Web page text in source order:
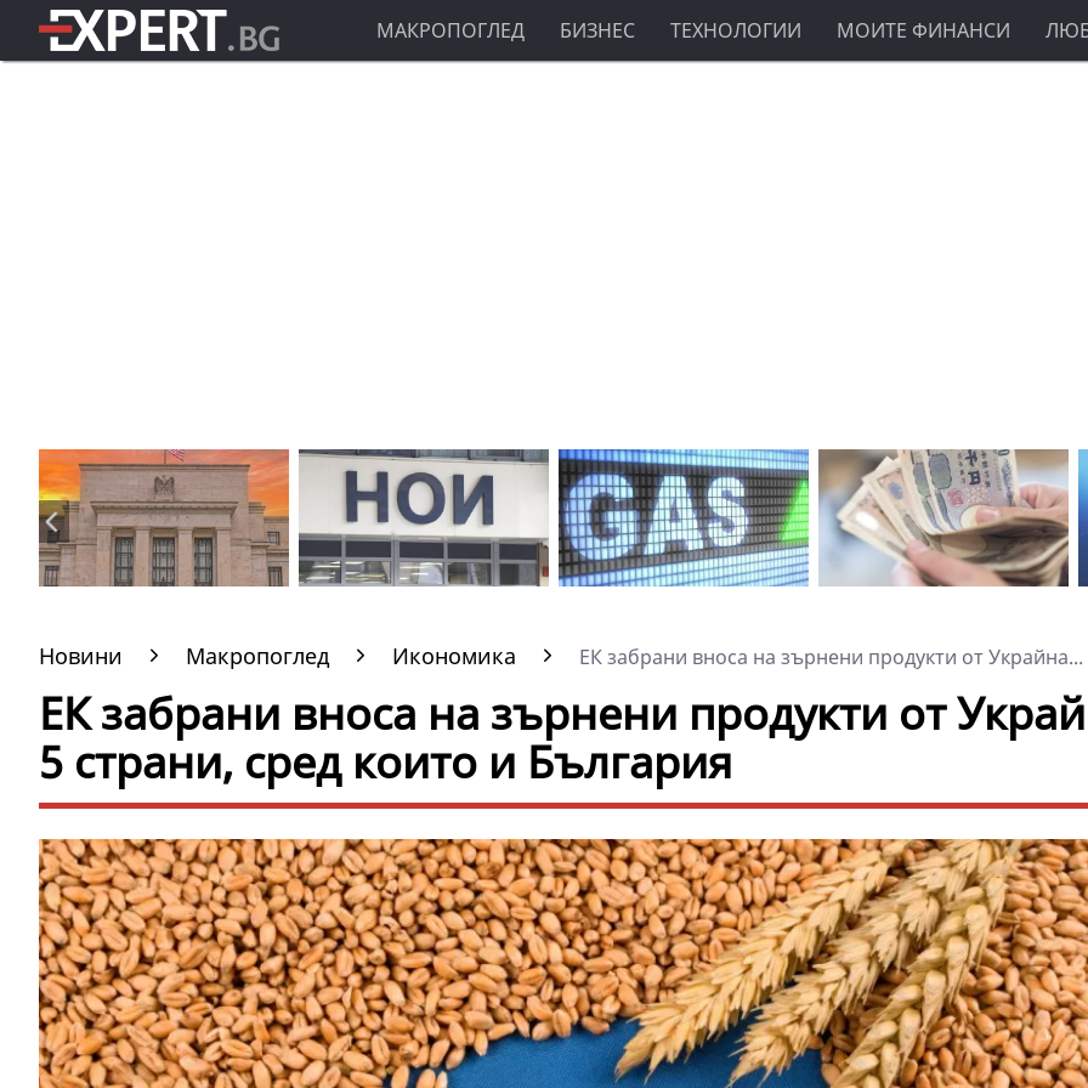
МАКРОПОГЛЕД БИЗНЕС ТЕХНОЛОГИИ МОИТЕ ФИНАНСИ
Новини Макропоглед Икономика ЕК забрани вноса на зърнени продукти от Украйна...
ЕК забрани вноса на зърнени продукти от
5 страни, сред които и България